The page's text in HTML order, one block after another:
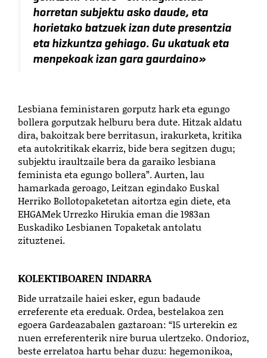
horretan subjektu asko daude, eta
horietako batzuek izan dute presentzia
eta hizkuntza gehiago. Gu ukatuak eta
menpekoak izan gara gaurdaino»
Lesbiana feministaren gorputz hark eta egungo
bollera gorputzak helburu bera dute. Hitzak aldatu
dira, bakoitzak bere berritasun, irakurketa, kritika
eta autokritikak ekarriz, bide bera segitzen dugu;
subjektu iraultzaile bera da garaiko lesbiana
feminista eta egungo bollera”. Aurten, lau
hamarkada geroago, Leitzan egindako Euskal
Herriko Bollotopaketetan aitortza egin diete, eta
EHGAMek Urrezko Hirukia eman die 1983an
Euskadiko Lesbianen Topaketak antolatu
zituztenei.
KOLEKTIBOAREN INDARRA
Bide urratzaile haiei esker, egun badaude
erreferente eta ereduak. Ordea, bestelakoa zen
egoera Gardeazabalen gaztaroan: “15 urterekin ez
nuen erreferenterik nire burua ulertzeko. Ondorioz,
beste errelatoa hartu behar duzu: hegemonikoa,